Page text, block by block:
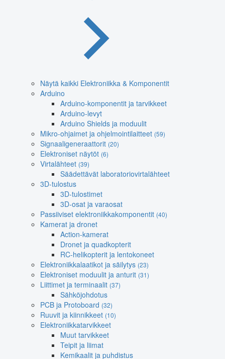
Näytä kaikki Elektroniikka & Komponentit
Arduino
Arduino-komponentit ja tarvikkeet
Arduino-levyt
Arduino Shields ja moduulit
Mikro-ohjaimet ja ohjelmointilaitteet (59)
Signaaligeneraattorit (20)
Elektroniset näytöt (6)
Virtalähteet (39)
Säädettävät laboratoriovirtalähteet
3D-tulostus
3D-tulostimet
3D-osat ja varaosat
Passiiviset elektroniikkakomponentit (40)
Kamerat ja dronet
Action-kamerat
Dronet ja quadkopterit
RC-helikopterit ja lentokoneet
Elektroniikkalaatikot ja säilytys (23)
Elektroniset moduulit ja anturit (31)
Liittimet ja terminaalit (37)
Sähköjohdotus
PCB ja Protoboard (32)
Ruuvit ja kiinnikkeet (10)
Elektroniikkatarvikkeet
Muut tarvikkeet
Teipit ja liimat
Kemikaalit ja puhdistus